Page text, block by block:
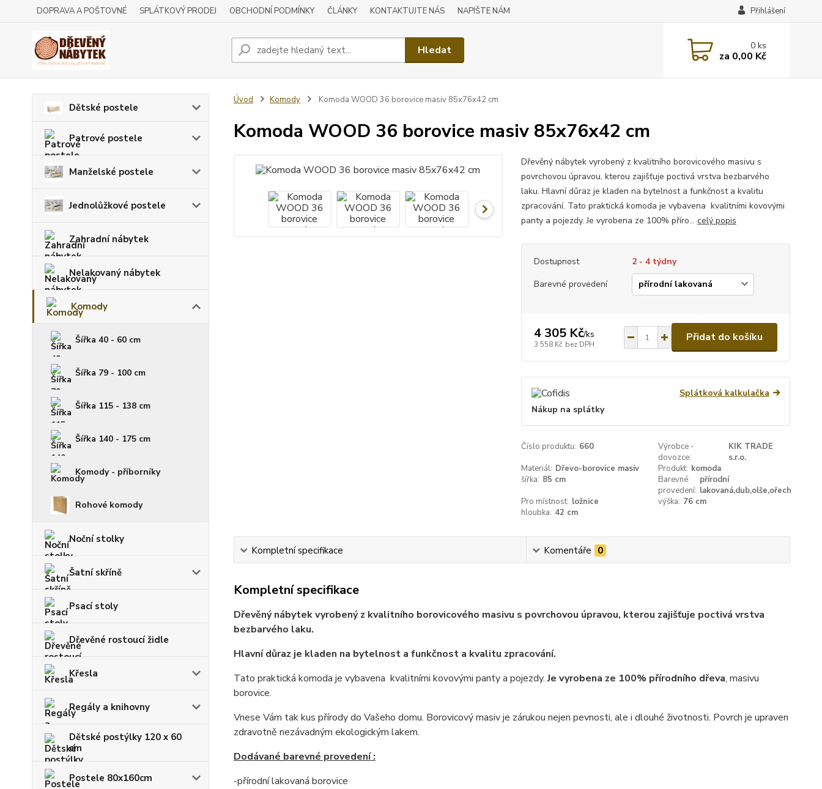
DOPRAVA A POŠTOVNÉ SPLÁTKOVÝ PRODEJ OBCHODNÍ PODMÍNKY ČLÁNKY KONTAKTUJTE NÁS NAPIŠTE NÁM Přihlášení
Hledat 0ks
za 0,00 Kč
Dětské postele
Patrové postele
Manželské postele
Jednolůžkové postele
Zahradní nábytek
Nelakovaný nábytek
Komody
Šířka 40 - 60 cm
Šířka 79 - 100 cm
Šířka 115 - 138 cm
Šířka 140 - 175 cm
Komody - příborníky
Rohové komody
Noční stolky
Šatní skříně
Psací stoly
Dřevěné rostoucí židle
Křesla
Regály a knihovny
Dětské postýlky 120 x 60
cm
Postele 80x160cm
Úvod Komody Komoda WOOD 36 borovice masiv 85x76x42 cm
Komoda WOOD 36 borovice masiv 85x76x42 cm
Dřevěný nábytek vyrobený z kvalitního borovicového masivu s
povrchovou úpravou, kterou zajišťuje poctivá vrstva bezbarvého
laku. Hlavní důraz je kladen na bytelnost a funkčnost a kvalitu
zpracování. Tato praktická komoda je vybavena kvalitními kovovými
panty a pojezdy. Je vyrobena ze 100% příro... celý popis
Dostupnost
2 - 4 týdny
Barevné provedení
4 305 Kč/ks
3 558 Kč bez DPH
Přidat do košíku
Splátková kalkulačka
Nákup na splátky
Číslo produktu: 660
Výrobce -
dovozce:
KIK TRADE
s.r.o.
Materiál: Dřevo-borovice masiv Produkt: komoda
šířka: 85 cm
Barevné
provedení:
přírodní
lakovaná,dub,olše,ořech
Pro místnost: ložnice výška: 76 cm
hloubka: 42 cm
Kompletní specifikace Komentáře 0
Kompletní specifikace
Dřevěný nábytek vyrobený z kvalitního borovicového masivu s povrchovou úpravou, kterou zajišťuje poctivá vrstva
bezbarvého laku.
Hlavní důraz je kladen na bytelnost a funkčnost a kvalitu zpracování.
Tato praktická komoda je vybavena kvalitními kovovými panty a pojezdy.Je vyrobena ze 100% přírodního dřeva, masivu
borovice.
Vnese Vám tak kus přírody do Vašeho domu. Borovicový masiv je zárukou nejen pevnosti, ale i dlouhé životnosti. Povrch je upraven
zdravotně nezávadným ekologickým lakem.
Dodávané barevné provedení :
-přírodní lakovaná borovice